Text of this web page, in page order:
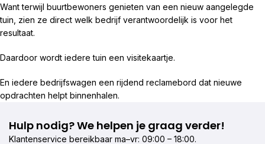
Want terwijl buurtbewoners genieten van een nieuw aangelegde
tuin, zien ze direct welk bedrijf verantwoordelijk is voor het
resultaat.
Daardoor wordt iedere tuin een visitekaartje.
En iedere bedrijfswagen een rijdend reclamebord dat nieuwe
opdrachten helpt binnenhalen.
Hulp nodig? We helpen je graag verder!
Klantenservice bereikbaar ma–vr: 09:00 – 18:00.